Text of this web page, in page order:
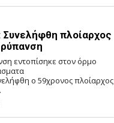
πλοίαρχος
εντοπίσηκε στον όρμο
ο 59χρονος πλοίαρχος